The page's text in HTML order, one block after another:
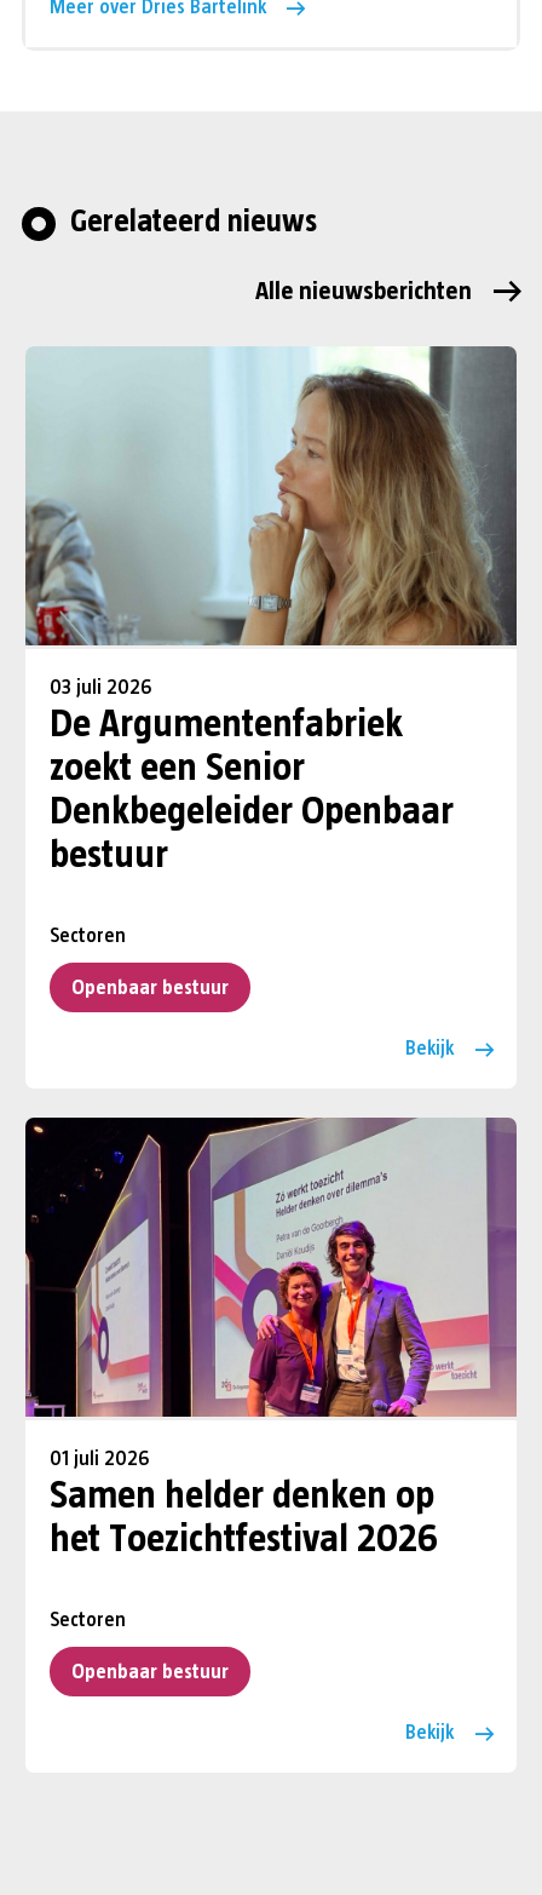
Meer over Dries Bartelink
Gerelateerd nieuws
Alle nieuwsberichten
03 juli 2026
De Argumentenfabriek
zoekt een Senior
Denkbegeleider Openbaar
bestuur
Sectoren
Openbaar bestuur
Bekijk
01 juli 2026
Samen helder denken op
het Toezichtfestival 2026
Sectoren
Openbaar bestuur
Bekijk